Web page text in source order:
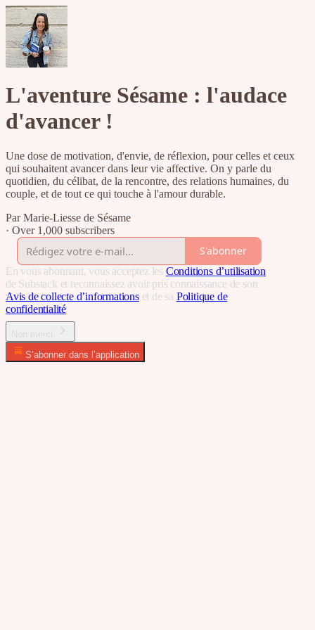
L'aventure Sésame : l'audace
d'avancer !
Une dose de motivation, d'envie, de réflexion, pour celles et ceux
qui souhaitent avancer dans leur vie affective. On y parle du
quotidien, du célibat, de la rencontre, des relations humaines, du
couple, et de tout ce qui touche à l'amour durable.
Par Marie-Liesse de Sésame
· Over 1,000 subscribers
S'abonner
En vous abonnant, vous acceptez les Conditions d’utilisation
de Substack et reconnaissez avoir pris connaissance de son
Avis de collecte d’informationset de sa Politique de
confidentialité
S’abonner dans l’application